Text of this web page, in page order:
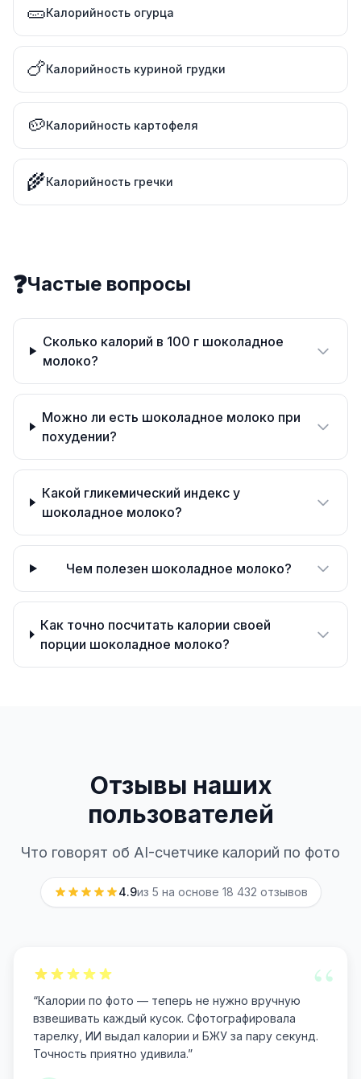
🥒Калорийность огурца
🍗Калорийность куриной грудки
🥔Калорийность картофеля
🌾Калорийность гречки
❓Частые вопросы
Сколько калорий в 100 г шоколадное
молоко?
Можно ли есть шоколадное молоко при
похудении?
Какой гликемический индекс у
шоколадное молоко?
Чем полезен шоколадное молоко?
Как точно посчитать калории своей
порции шоколадное молоко?
Отзывы наших
пользователей
Что говорят об AI-счетчике калорий по фото
4.9из 5 на основе 18 432 отзывов
“
“Калории по фото — теперь не нужно вручную
взвешивать каждый кусок. Сфотографировала
тарелку, ИИ выдал калории и БЖУ за пару секунд.
Точность приятно удивила.”